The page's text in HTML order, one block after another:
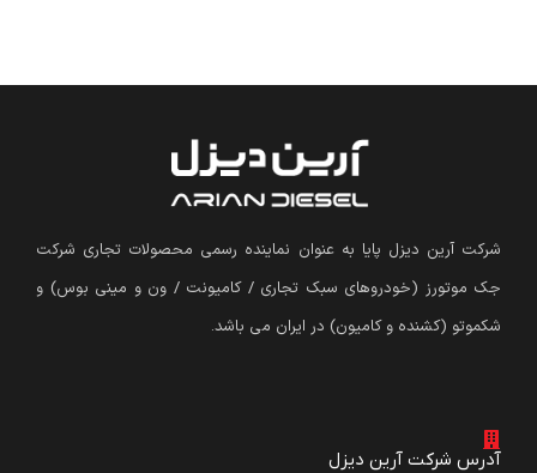
شرکت آرین دیزل پایا به عنوان نماینده رسمی محصولات تجاری شرکت
جک موتورز (خودروهای سبک تجاری / کامیونت / ون و مینی بوس) و
شکموتو (کشنده و کامیون) در ایران می باشد.
آدرس شرکت آرین دیزل